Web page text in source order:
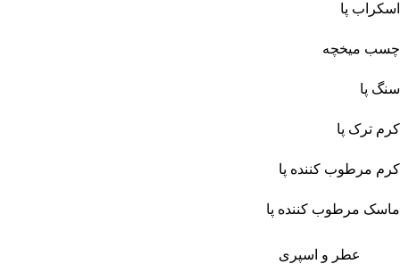
اسکراب پا
چسب میخچه
سنگ پا
کرم ترک پا
کرم مرطوب کننده پا
ماسک مرطوب کننده پا
عطر و اسپری